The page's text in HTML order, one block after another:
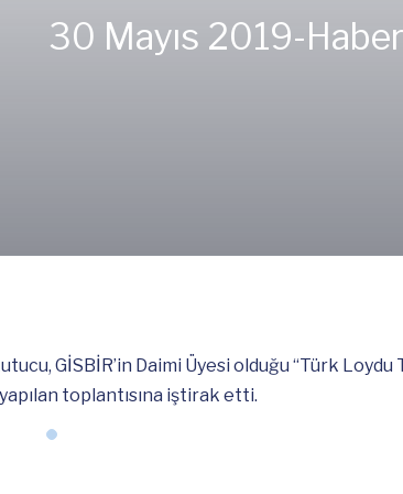
30 Mayıs 2019-
GİSBİR’in Daimi Üyesi olduğu “Türk Loydu
toplantısına iştirak etti.